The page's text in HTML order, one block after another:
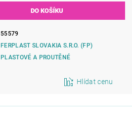
55579
FERPLAST SLOVAKIA S.R.O. (FP)
PLASTOVÉ A PROUTĚNÉ
Hlídat cenu